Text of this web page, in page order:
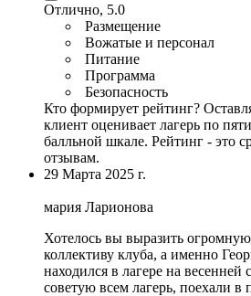
Отлично, 5.0
Размещение
Вожатые и персонал
Питание
Программа
Безопасность
Кто формирует рейтинг?
клиент оценивает лагерь по
балльной шкале. Рейтинг - это
отзывам.
29 Марта 2025 г.
мария Ларионова
Хотелось вы выразить
коллективу клуба, а именно
находился в лагере на
советую всем лагерь, поехали в